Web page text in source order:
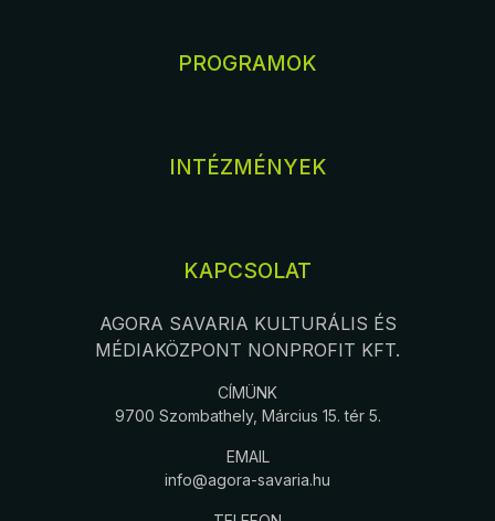
PROGRAMOK
INTÉZMÉNYEK
KAPCSOLAT
AGORA SAVARIA KULTURÁLIS ÉS
MÉDIAKÖZPONT NONPROFIT KFT.
CÍMÜNK
9700 Szombathely, Március 15. tér 5.
EMAIL
info@agora-savaria.hu